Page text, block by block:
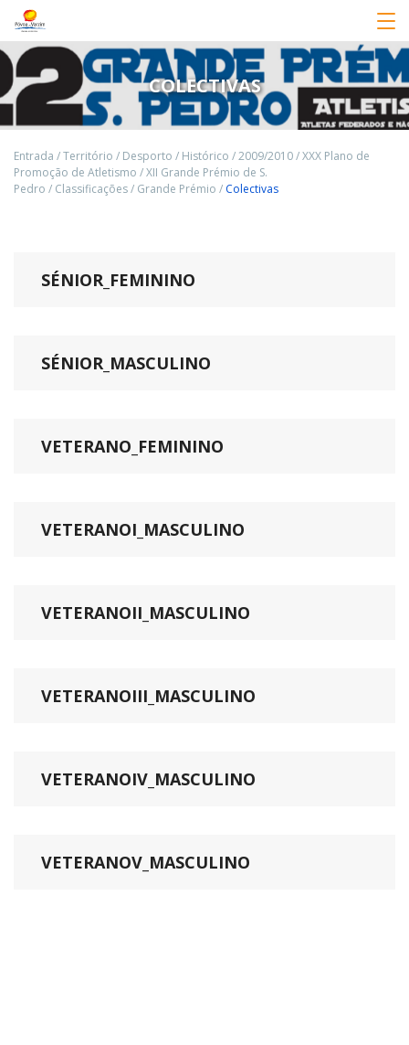
COLECTIVAS
Entrada /Território / Desporto / Histórico /2009/2010/XXX Plano de
Promoção de Atletismo /XII Grande Prémio de S.
Pedro / Classificações/ Grande Prémio / Colectivas
SÉNIOR_FEMININO
SÉNIOR_MASCULINO
VETERANO_FEMININO
VETERANOI_MASCULINO
VETERANOII_MASCULINO
VETERANOIII_MASCULINO
VETERANOIV_MASCULINO
VETERANOV_MASCULINO